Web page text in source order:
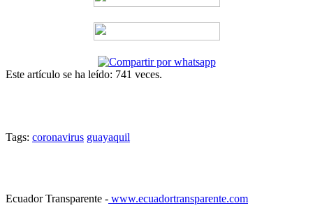
Este artículo se ha leído: 741 veces.
Tags: coronavirus guayaquil
Ecuador Transparente - www.ecuadortransparente.com